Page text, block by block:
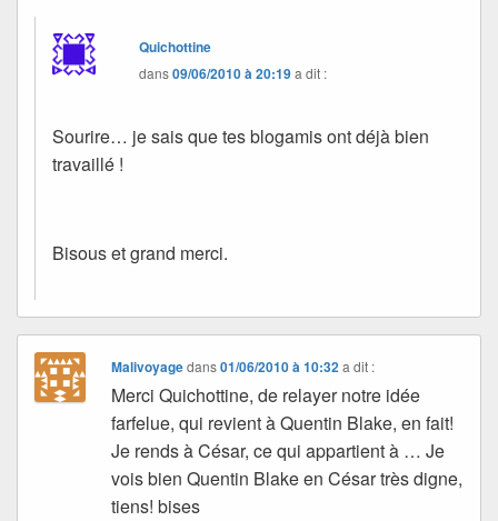
Quichottine
dans09/06/2010 à 20:19a dit :
Sourire… je sais que tes blogamis ont déjà bien
travaillé !
Bisous et grand merci.
Malivoyagedans01/06/2010 à 10:32 a dit :
Merci Quichottine, de relayer notre idée
farfelue, qui revient à Quentin Blake, en fait!
Je rends à César, ce qui appartient à … Je
vois bien Quentin Blake en César très digne,
tiens! bises